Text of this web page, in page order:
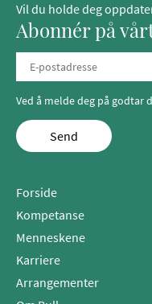
Vil du holde deg
Abonnér på
Ved å melde deg på godtar
Send
Forside
Kompetanse
Menneskene
Karriere
Arrangementer